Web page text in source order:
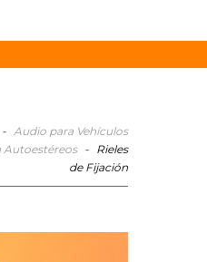
- Audio para Vehículos
Autoestéreos - Rieles
de Fijación